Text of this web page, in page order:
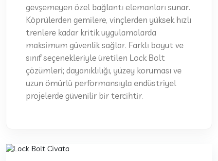
gevşemeyen özel bağlantı elemanları sunar.
Köprülerden gemilere, vinçlerden yüksek hızlı
trenlere kadar kritik uygulamalarda
maksimum güvenlik sağlar. Farklı boyut ve
sınıf seçenekleriyle üretilen Lock Bolt
çözümleri; dayanıklılığı, yüzey koruması ve
uzun ömürlü performansıyla endüstriyel
projelerde güvenilir bir tercihtir.